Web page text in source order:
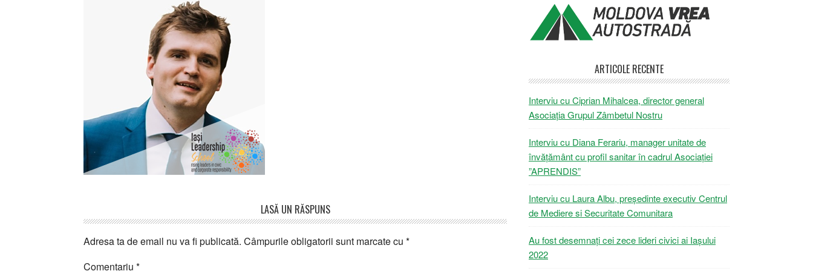
Interactions
LASĂ UN RĂSPUNS
Adresa ta de email nu va fi publicată. Câmpurile obligatorii sunt marcate cu *
Comentariu *
ARTICOLE RECENTE
Interviu cu Ciprian Mihalcea, director general
Asociația Grupul Zâmbetul Nostru
Interviu cu Diana Ferariu, manager unitate de
învățământ cu profil sanitar în cadrul Asociației
”APRENDIS”
Interviu cu Laura Albu, președinte executiv Centrul
de Mediere si Securitate Comunitara
Au fost desemnați cei zece lideri civici ai Iașului
2022